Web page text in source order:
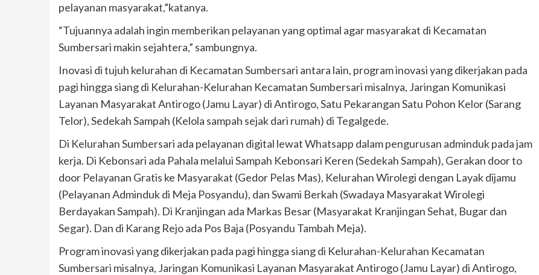
pelayanan masyarakat,”katanya.
“Tujuannya adalah ingin memberikan pelayanan yang optimal agar masyarakat di Kecamatan
Sumbersari makin sejahtera,” sambungnya.
Inovasi di tujuh kelurahan di Kecamatan Sumbersari antara lain, program inovasi yang dikerjakan pada
pagi hingga siang di Kelurahan-Kelurahan Kecamatan Sumbersari misalnya, Jaringan Komunikasi
Layanan Masyarakat Antirogo (Jamu Layar) di Antirogo, Satu Pekarangan Satu Pohon Kelor (Sarang
Telor), Sedekah Sampah (Kelola sampah sejak dari rumah) di Tegalgede.
Di Kelurahan Sumbersari ada pelayanan digital lewat Whatsapp dalam pengurusan adminduk pada jam
kerja. Di Kebonsari ada Pahala melalui Sampah Kebonsari Keren (Sedekah Sampah), Gerakan door to
door Pelayanan Gratis ke Masyarakat (Gedor Pelas Mas), Kelurahan Wirolegi dengan Layak dijamu
(Pelayanan Adminduk di Meja Posyandu), dan Swami Berkah (Swadaya Masyarakat Wirolegi
Berdayakan Sampah). Di Kranjingan ada Markas Besar (Masyarakat Kranjingan Sehat, Bugar dan
Segar). Dan di Karang Rejo ada Pos Baja (Posyandu Tambah Meja).
Program inovasi yang dikerjakan pada pagi hingga siang di Kelurahan-Kelurahan Kecamatan
Sumbersari misalnya, Jaringan Komunikasi Layanan Masyarakat Antirogo (Jamu Layar) di Antirogo,